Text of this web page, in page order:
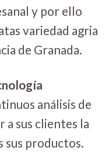
y por ello
variedad agria
de Granada.
análisis de
a sus clientes la
sus productos.